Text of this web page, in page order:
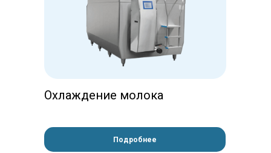
Охлаждение молока
Подробнее